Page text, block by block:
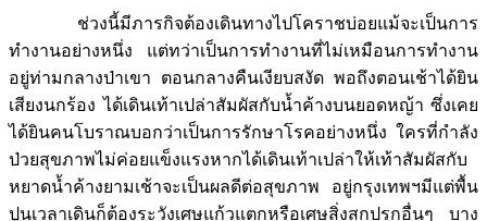
ช่วงนี้มีภารกิจต้องเดินทางไปโคราชบ่อยแม้จะเป็นการ
ทำงานอย่างหนึ่ง แต่ทว่าเป็นการทำงานที่ไม่เหมือนการทำงาน
อยู่ท่ามกลางป่าเขา ตอนกลางคืนเงียบสงัด พอถึงตอนเช้าได้ยิน
เสียงนกร้อง ได้เดินเท้าเปล่าสัมผัสกับน้ำค้างบนยอดหญ้า ซึ่งเคย
ได้ยินคนโบราณบอกว่าเป็นการรักษาโรคอย่างหนึ่ง ใครที่กำลัง
ป่วยสุขภาพไม่ค่อยแข็งแรงหากได้เดินเท้าเปล่าให้เท้าสัมผัสกับ
หยาดน้ำค้างยามเช้าจะเป็นผลดีต่อสุขภาพ อยู่กรุงเทพฯมีแต่พื้น
ปูนเวลาเดินก็ต้องระวังเศษแก้วแตกหรือเศษสิ่งสกปรกอื่นๆ บาง